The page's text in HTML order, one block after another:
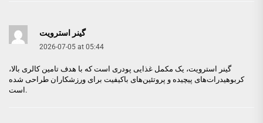
گینر استرویت
2026-07-05 at 05:44
گینر استرویت، یک مکمل غذایی پودری است که با هدف تامین کالری بالا،
کربوهیدرات‌های پیچیده و پروتئین‌های باکیفیت برای ورزشکاران طراحی شده
است.